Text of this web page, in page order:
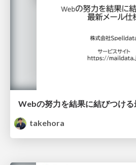
Webの努力を結果に結びつけ
takehora